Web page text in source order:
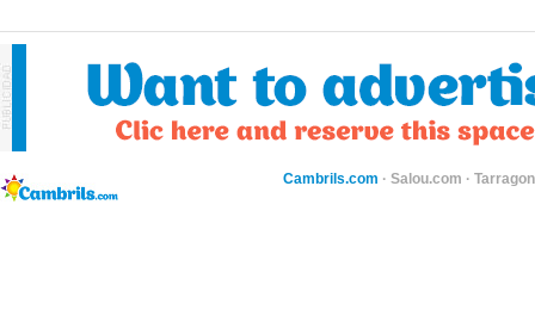
Cambrils.com · Salou.com ·